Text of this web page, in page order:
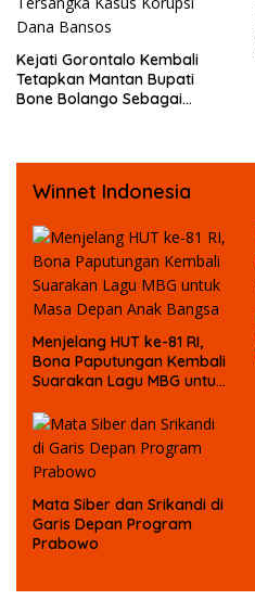
Kejati Gorontalo Kembali
Tetapkan Mantan Bupati
Bone Bolango Sebagai
Winnet Indonesia
Menjelang HUT ke-81 RI,
Bona Paputungan Kembali
Suarakan Lagu MBG untuk
Mata Siber dan Srikandi di
Garis Depan Program
Prabowo